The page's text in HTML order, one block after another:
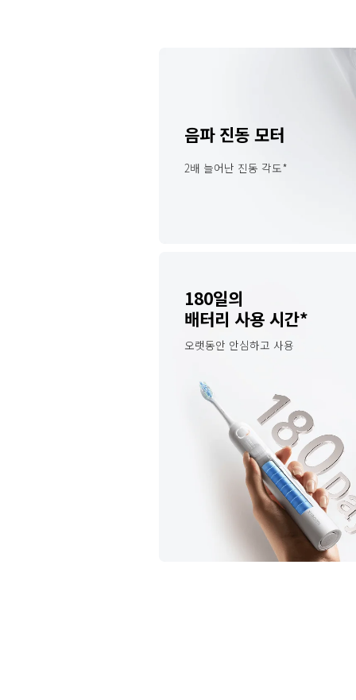
음파 진동 모터
2배 늘어난 진동 각도*
180일의
배터리 사용 시간*
오랫동안 안심하고 사용